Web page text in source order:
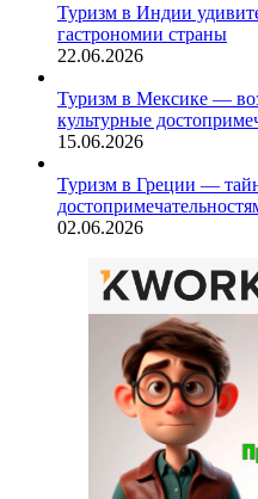
Туризм в Индии
гастрономии страны
22.06.2026
Туризм в Мексике —
культурные
15.06.2026
Туризм в Греции —
02.06.2026